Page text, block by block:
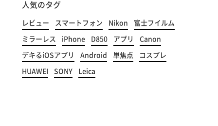
人気のタグ
レビュー スマートフォン Nikon 富士フイルム
ミラーレス iPhone D850 アプリ Canon
デキるiOSアプリ Android 単焦点 コスプレ
HUAWEI SONY Leica